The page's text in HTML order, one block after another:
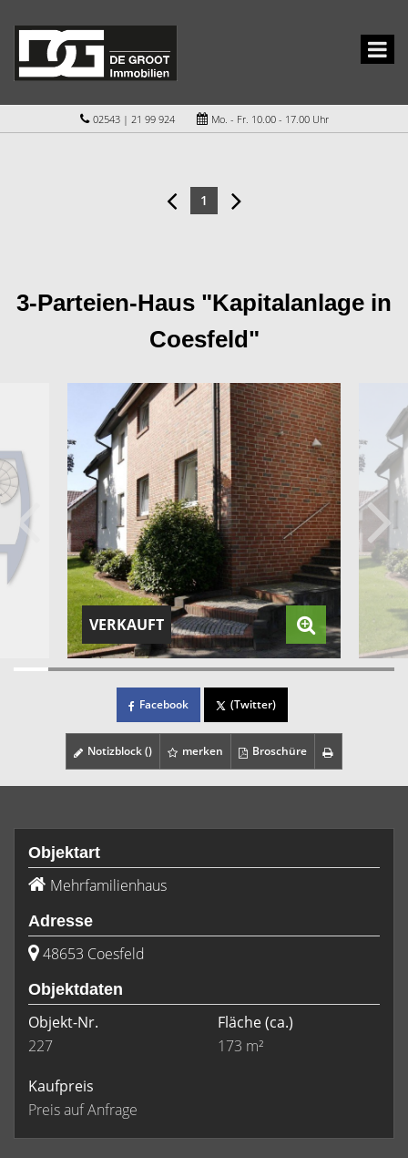
02543 | 21 99 924 Mo. - Fr. 10.00 - 17.00 Uhr
1
3-Parteien-Haus "Kapitalanlage in
Coesfeld"
VERKAUFT
Facebook (Twitter)
Notizblock () merken Broschüre
Objektart
Mehrfamilienhaus
Adresse
48653 Coesfeld
Objektdaten
Objekt-Nr.
227
Fläche(ca.)
173 m²
Kaufpreis
Preis auf Anfrage